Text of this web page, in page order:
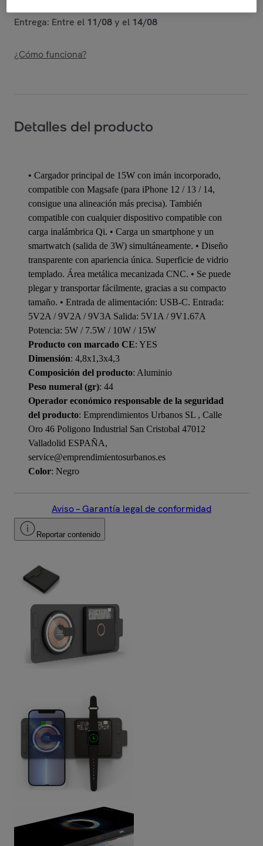
Entrega: Entre el 11/08y el 14/08
¿Cómo funciona?
Detalles del producto
• Cargador principal de 15W con imán incorporado,
compatible con Magsafe (para iPhone 12 / 13 / 14,
consigue una alineación más precisa). También
compatible con cualquier dispositivo compatible con
carga inalámbrica Qi. • Carga un smartphone y un
smartwatch (salida de 3W) simultáneamente. • Diseño
transparente con apariencia única. Superficie de vidrio
templado. Área metálica mecanizada CNC. • Se puede
plegar y transportar fácilmente, gracias a su compacto
tamaño. • Entrada de alimentación: USB-C. Entrada:
5V2A / 9V2A / 9V3A Salida: 5V1A / 9V1.67A
Potencia: 5W / 7.5W / 10W / 15W
Producto con marcado CE: YES
Dimensión: 4,8x1,3x4,3
Composición del producto: Aluminio
Peso numeral (gr): 44
Operador económico responsable de la seguridad
del producto: Emprendimientos Urbanos SL , Calle
Oro 46 Poligono Industrial San Cristobal 47012
Valladolid ESPAÑA,
service@emprendimientosurbanos.es
Color: Negro
Aviso – Garantía legal de conformidad
Reportar contenido